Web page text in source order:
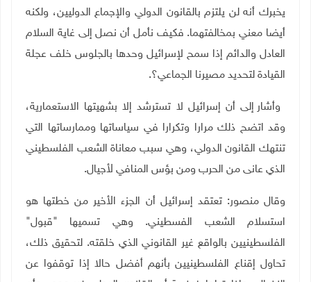
يخبرك أنه لن يلتزم بالقانون الدولي والإجماع الدوليين، ولكنه
أيضا معني بمخالفتهما. فكيف نأمل أن نصل إلى غاية السلام
العادل والدائم إذا سمح لإسرائيل وحدها بالجلوس خلف عجلة
القيادة لتحديد مصيرنا الجماعي؟.
وأشار إلى أن إسرائيل لا تسترشد إلا بشهيتها الاستعمارية،
وقد اتضح ذلك مرارا وتكرارا في سياساتها وممارساتها التي
تنتهك القانون الدولي، وهي سبب معاناة الشعب الفلسطيني
الذي عانى من الحرب ومن بؤس المنافي لأجيال.
وقال منصور: تعتقد إسرائيل أن الجزء الأخير من خطتها هو
استسلام الشعب الفسطيني. وهي تسميها "قبول"
الفلسطينيين بالواقع غير القانوني الذي خلقته. لتحقيق ذلك،
تحاول إقناع الفلسطينيين بأنهم أفضل حالا إذا توقفوا عن